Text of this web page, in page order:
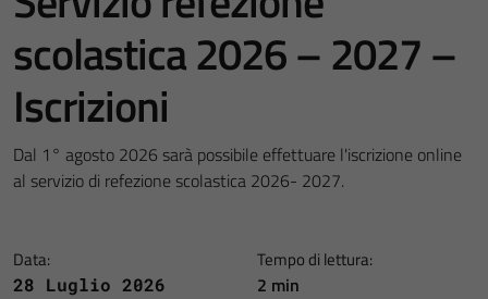
scolastica 2026 – 2027 –
Iscrizioni
Dal 1° agosto 2026 sarà possibile effettuare l'iscrizione online
al servizio di refezione scolastica 2026- 2027.
Data:
28 Luglio 2026
Tempo di lettura:
2 min